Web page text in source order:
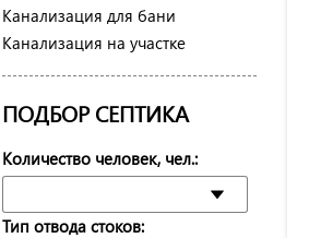
Канализация для бани
Канализация на участке
ПОДБОР СЕПТИКА
Количество человек, чел.:
Тип отвода стоков: